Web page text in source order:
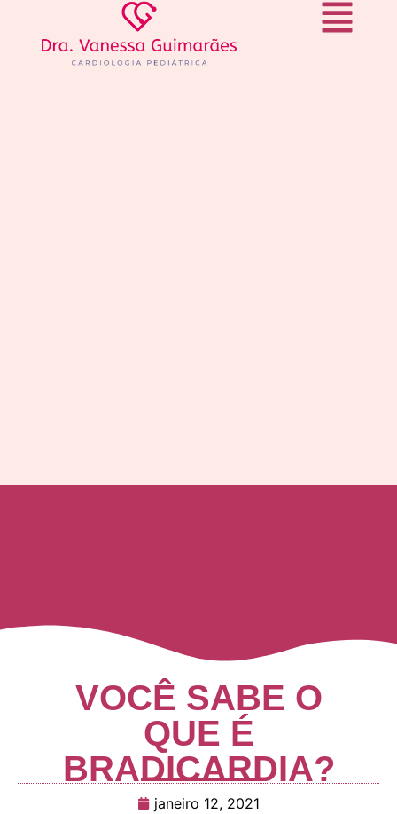
VOCÊ SABE O
QUE É
BRADICARDIA?
janeiro 12, 2021